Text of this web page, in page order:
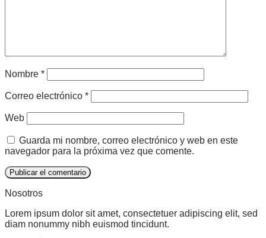
Nombre *
Correo electrónico *
Web
Guarda mi nombre, correo electrónico y web en este
navegador para la próxima vez que comente.
Nosotros
Lorem ipsum dolor sit amet, consectetuer adipiscing elit, sed
diam nonummy nibh euismod tincidunt.